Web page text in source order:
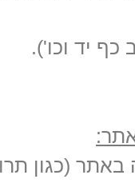
כף יד וכו').
(כגון